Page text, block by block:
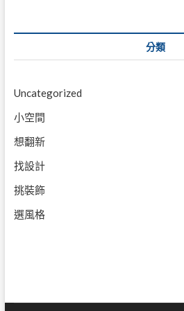
分類
Uncategorized
小空間
想翻新
找設計
挑裝飾
選風格